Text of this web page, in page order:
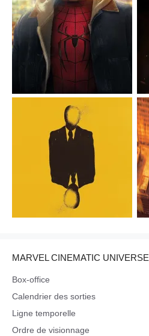
MARVEL CINEMATIC UNIVERSE
Box-office
Calendrier des sorties
Ligne temporelle
Ordre de visionnage